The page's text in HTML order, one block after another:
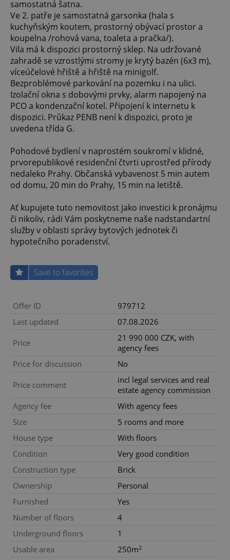
samostatná šatna.
Ve 2. patře je samostatná garsonka (hala s
kuchyňským koutem, prostorný obývací prostor a
koupelna /rohová vana, toaleta a pračka/).
Vila má k dispozici prostorný sklep. Na udržované
zahradě se vzrostlými stromy je krytý bazén (6x3 m),
víceúčelové hřiště a hřiště na minigolf.
Bezproblémové parkování na pozemku i na ulici.
Izolační okna s dobovými prvky, alarm napojený na
PCO a kondenzační kotel. Připojení k internetu k
dispozici. Průkaz PENB není k dispozici, proto je
uvedena třída G.
Pohodové bydlení v naprostém soukromí v klidné,
prvorepublikové residenční čtvrti uprostřed přírody
nedaleko Prahy. Občanská vybavenost 5 min autem
od domu, 20 min do Prahy, 15 min na letiště.
Ať kupujete tuto nemovitost jako investici k pronájmu
či nikoliv, rádi Vám poskytneme naše nadstandartní
služby v oblasti správy bytových jednotek či
hypotečního poradenství.
Save to favorites
Offer ID
979712
Last updated
07.08.2026
Price
21 990 000 CZK, with
agency fees
Price for discussion
No
Price comment
incl legal services and real
estate agency commission
Agency fee
With agency fees
Size
5 rooms and more
House type
With floors
Condition
Very good condition
Construction type
Brick
Ownership
Personal
Furnished
Yes
Number of floors
4
Underground floors
1
Usable area
250m2